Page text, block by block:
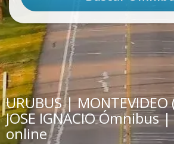
URUBUS | MONTEVIDEO
JOSE IGNACIO Ómnibus
online